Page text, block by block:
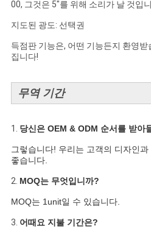
00, 그것은 5"를 위해 소리가 날 것입
지도된 광도: 선택권
득점판 기능은, 어떤 기능든지 환영
집니다!
무역 기간
1. 당신은 OEM & ODM 순서를 받아
그렇습니다! 우리는 고객의 디자인
좋습니다.
2. MOQ는 무엇입니까?
MOQ는 1unit일 수 있습니다.
3. 어때요 지불 기간은?